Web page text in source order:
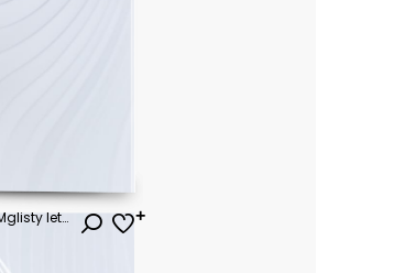
Mglisty poranek scena jeziora Lacu Rosu. Mglisty letni wschód słońca w hrabstwie Harghita, Rumunia, Europa. Piękno natury koncepcja tło.